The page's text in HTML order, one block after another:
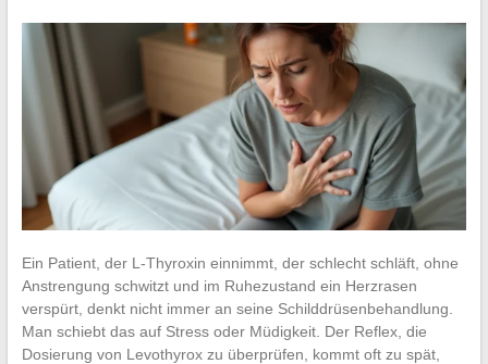
Ein Patient, der L-Thyroxin einnimmt, der schlecht schläft, ohne
Anstrengung schwitzt und im Ruhezustand ein Herzrasen
verspürt, denkt nicht immer an seine Schilddrüsenbehandlung.
Man schiebt das auf Stress oder Müdigkeit. Der Reflex, die
Dosierung von Levothyrox zu überprüfen, kommt oft zu spät,